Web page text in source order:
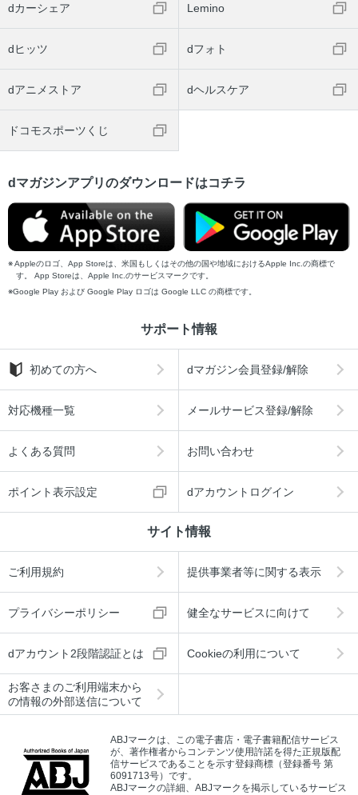
dカーシェア Lemino
dヒッツ dフォト
dアニメストア dヘルスケア
ドコモスポーツくじ
dマガジンアプリのダウンロードはコチラ
Appleのロゴ、App Storeは、米国もしくはその他の国や地域におけるApple Inc.の商標で
す。 App Storeは、Apple Inc.のサービスマークです。
Google Play および Google Play ロゴは Google LLC の商標です。
サポート情報
初めての方へ dマガジン会員登録/解除
対応機種一覧 メールサービス登録/解除
よくある質問 お問い合わせ
ポイント表示設定 dアカウントログイン
サイト情報
ご利用規約 提供事業者等に関する表示
プライバシーポリシー 健全なサービスに向けて
dアカウント2段階認証とは Cookieの利用について
お客さまのご利用端末から
の情報の外部送信について
ABJマークは、この電子書店・電子書籍配信サービス
が、著作権者からコンテンツ使用許諾を得た正規版配
信サービスであることを示す登録商標（登録番号 第
6091713号）です。
ABJマークの詳細、ABJマークを掲示しているサービス